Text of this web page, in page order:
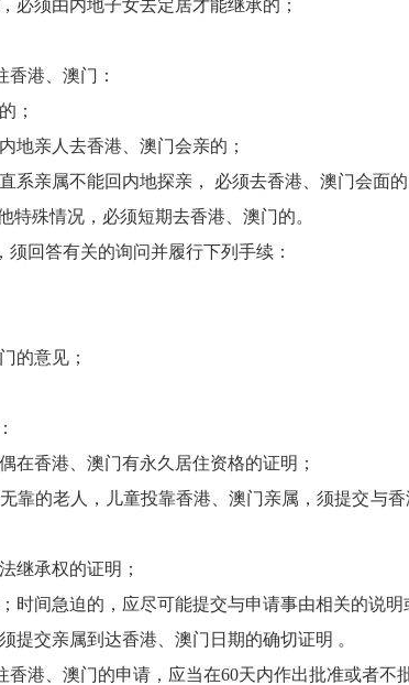
必须由内地子女去定居才能继承的；
港、澳门：
；
地亲人去香港、澳门会亲的；
系亲属不能回内地探亲， 必须去香港、澳门会面的
特殊情况，必须短期去香港、澳门的。
回答有关的询问并履行下列手续：
的意见；
在香港、澳门有永久居住资格的证明；
靠的老人，儿童投靠香港、澳门亲属，须提交与
继承权的证明；
时间急迫的，应尽可能提交与申请事由相关的说明
提交亲属到达香港、澳门日期的确切证明 。
港、澳门的申请，应当在60天内作出批准或者不